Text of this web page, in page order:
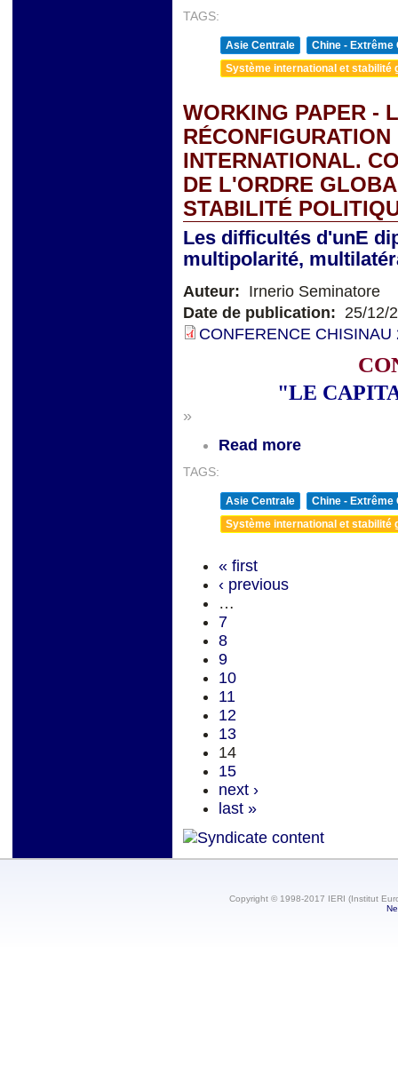
TAGS:
Asie Centrale
Chine - Extrême
Système international et stabilité
WORKING PAPER -
INTERNATIONAL.
DE L'ORDRE
STABILITÉ
Les difficultés d'unE
multipolarité,
Auteur: Irnerio Seminatore
Date de publication: 25/12/
CONFERENCE
"LE
»
Read more
TAGS:
Asie Centrale
Chine - Extrême
Système international et stabilité
« first
‹ previous
…
7
8
9
10
11
12
13
14
15
next ›
last »
Copyright © 1998-2017 IERI (Institut